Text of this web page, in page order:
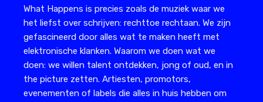
What Happens is precies zoals de muziek waar we
het liefst over schrijven: rechttoe rechtaan. We zijn
gefascineerd door alles wat te maken heeft met
elektronische klanken. Waarom we doen wat we
doen: we willen talent ontdekken, jong of oud, en in
the picture zetten. Artiesten, promotors,
evenementen of labels die alles in huis hebben om